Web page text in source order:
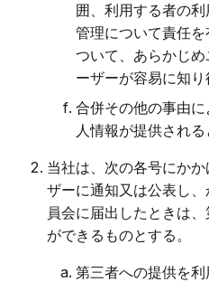
囲、利用する者の
管理について責任
ついて、あらかじ
ーザーが容易に知り
合併その他の事由
人情報が提供される
当社は、次の各号にか
ザーに通知又は公表し
員会に届出したときは
ができるものとする。
第三者への提供を利